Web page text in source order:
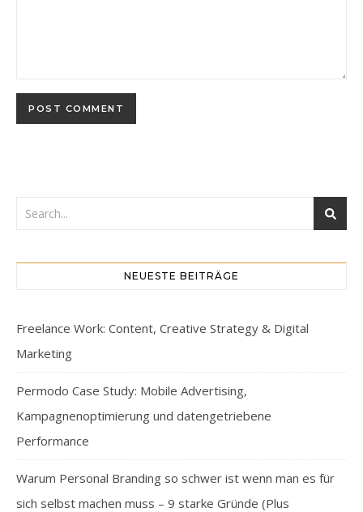
NEUESTE BEITRÄGE
Freelance Work: Content, Creative Strategy & Digital
Marketing
Permodo Case Study: Mobile Advertising,
Kampagnenoptimierung und datengetriebene
Performance
Warum Personal Branding so schwer ist wenn man es für
sich selbst machen muss – 9 starke Gründe (Plus